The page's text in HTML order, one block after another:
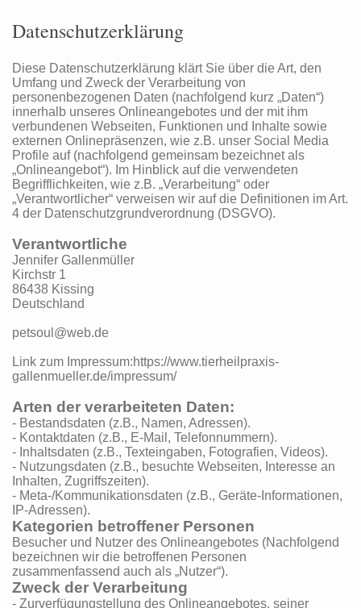
Datenschutzerklärung
Diese Datenschutzerklärung klärt Sie über die Art, den
Umfang und Zweck der Verarbeitung von
personenbezogenen Daten (nachfolgend kurz „Daten“)
innerhalb unseres Onlineangebotes und der mit ihm
verbundenen Webseiten, Funktionen und Inhalte sowie
externen Onlinepräsenzen, wie z.B. unser Social Media
Profile auf (nachfolgend gemeinsam bezeichnet als
„Onlineangebot“). Im Hinblick auf die verwendeten
Begrifflichkeiten, wie z.B. „Verarbeitung“ oder
„Verantwortlicher“ verweisen wir auf die Definitionen im Art.
4 der Datenschutzgrundverordnung (DSGVO).
Verantwortliche
Jennifer Gallenmüller
Kirchstr 1
86438 Kissing
Deutschland
petsoul@web.de
Link zum Impressum:https://www.tierheilpraxis-
gallenmueller.de/impressum/
Arten der verarbeiteten Daten:
- Bestandsdaten (z.B., Namen, Adressen).
- Kontaktdaten (z.B., E-Mail, Telefonnummern).
- Inhaltsdaten (z.B., Texteingaben, Fotografien, Videos).
- Nutzungsdaten (z.B., besuchte Webseiten, Interesse an
Inhalten, Zugriffszeiten).
- Meta-/Kommunikationsdaten (z.B., Geräte-Informationen,
IP-Adressen).
Kategorien betroffener Personen
Besucher und Nutzer des Onlineangebotes (Nachfolgend
bezeichnen wir die betroffenen Personen
zusammenfassend auch als „Nutzer“).
Zweck der Verarbeitung
- Zurverfügungstellung des Onlineangebotes, seiner